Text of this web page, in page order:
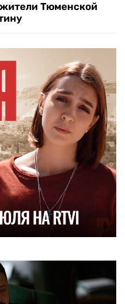
Тюменской